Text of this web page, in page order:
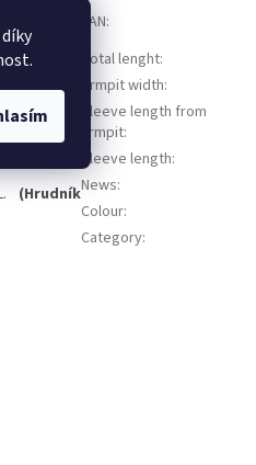
umožňuje
sportovní
nebo
(Hrudník
EAN:
Total lenght:
Armpit width:
Sleeve length from
armpit:
Sleeve length:
News:
Colour:
Category: